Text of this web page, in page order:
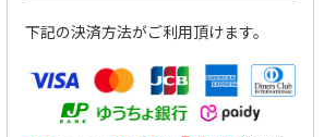
下記の決済方法がご利用頂けます。